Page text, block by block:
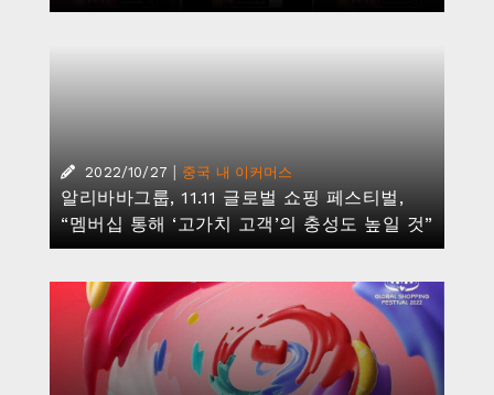
2022/10/27 | 중국 내 이커머스
알리바바그룹, 11.11 글로벌 쇼핑 페스티벌,
“멤버십 통해 ‘고가치 고객’의 충성도 높일 것”